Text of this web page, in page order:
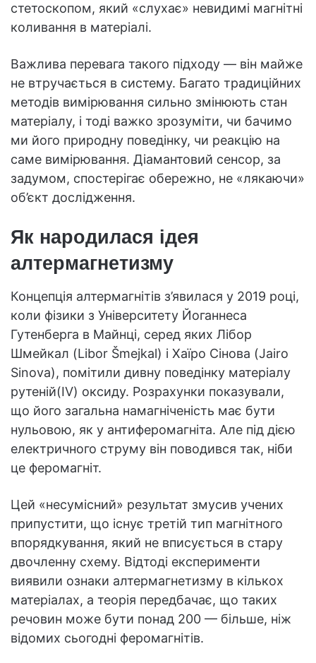
стетоскопом, який «слухає» невидимі магнітні
коливання в матеріалі.
Важлива перевага такого підходу — він майже
не втручається в систему. Багато традиційних
методів вимірювання сильно змінюють стан
матеріалу, і тоді важко зрозуміти, чи бачимо
ми його природну поведінку, чи реакцію на
саме вимірювання. Діамантовий сенсор, за
задумом, спостерігає обережно, не «лякаючи»
об’єкт дослідження.
Як народилася ідея
алтермагнетизму
Концепція алтермагнітів з’явилася у 2019 році,
коли фізики з Університету Йоганнеса
Гутенберга в Майнці, серед яких Лібор
Шмейкал (Libor Šmejkal) і Хаїро Сінова (Jairo
Sinova), помітили дивну поведінку матеріалу
рутеній(IV) оксиду. Розрахунки показували,
що його загальна намагніченість має бути
нульовою, як у антиферомагніта. Але під дією
електричного струму він поводився так, ніби
це феромагніт.
Цей «несумісний» результат змусив учених
припустити, що існує третій тип магнітного
впорядкування, який не вписується в стару
двочленну схему. Відтоді експерименти
виявили ознаки алтермагнетизму в кількох
матеріалах, а теорія передбачає, що таких
речовин може бути понад 200 — більше, ніж
відомих сьогодні феромагнітів.